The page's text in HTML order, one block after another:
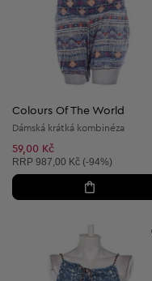
Colours Of The World
Dámská krátká kombinéza
59,00 Kč
Doporučená cena:
RRP 987,00 Kč (-94%)